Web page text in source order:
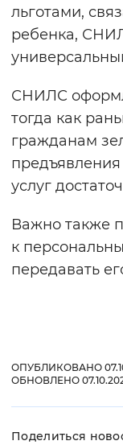
льготами,
ребенка,
СНИЛС
тогда как
гражданам
услуг
Важно также
к
передавать
ОПУБЛИКОВАНО
ОБНОВЛЕНО
Поделиться